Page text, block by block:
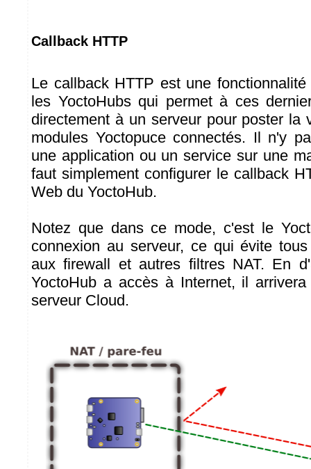
Callback HTTP
Le callback HTTP est une
les YoctoHubs qui permet à ces
directement à un serveur pour poster la
modules Yoctopuce connectés. Il n'y
une application ou un service sur une
faut simplement configurer le callback
Web du YoctoHub.
Notez que dans ce mode, c'est le
connexion au serveur, ce qui évite
aux firewall et autres filtres NAT. En
YoctoHub a accès à Internet, il
serveur Cloud.